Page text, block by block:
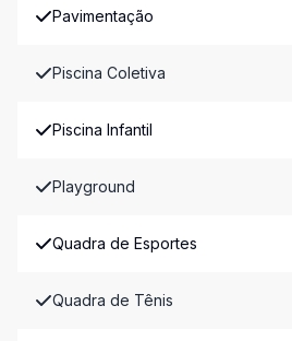
Pavimentação
Piscina Coletiva
Piscina Infantil
Playground
Quadra de Esportes
Quadra de Tênis